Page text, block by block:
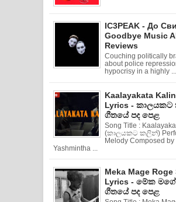
IC3PEAK - До
Goodbye Music
Reviews
Couching politically
about police
hypocrisy in a highly ...
Kaalayakata
Lyrics -
ගීතයේ පද පෙළ
Song Title :
(කාලයකට කලින්)
Melody Composed by
Yashmintha ...
Meka Mage Roge
Lyrics - මේක
ගීතයේ පද පෙළ